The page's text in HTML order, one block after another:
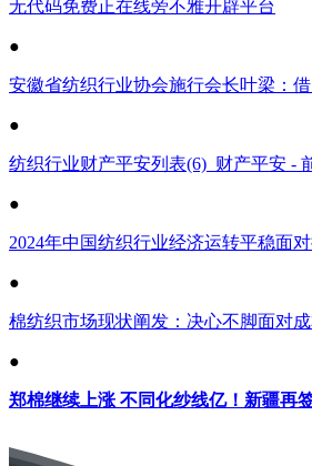
无代码免费正在线旁不雅开辟平台
●
安徽省纺织行业协会施行会长叶梁：借
●
纺织行业财产平安列表(6)_财产平安 -
●
2024年中国纺织行业经济运转平稳面
●
棉纺织市场现状阐发：决心不脚面对
●
郑棉继续上涨 不同化纱线亿！新疆再